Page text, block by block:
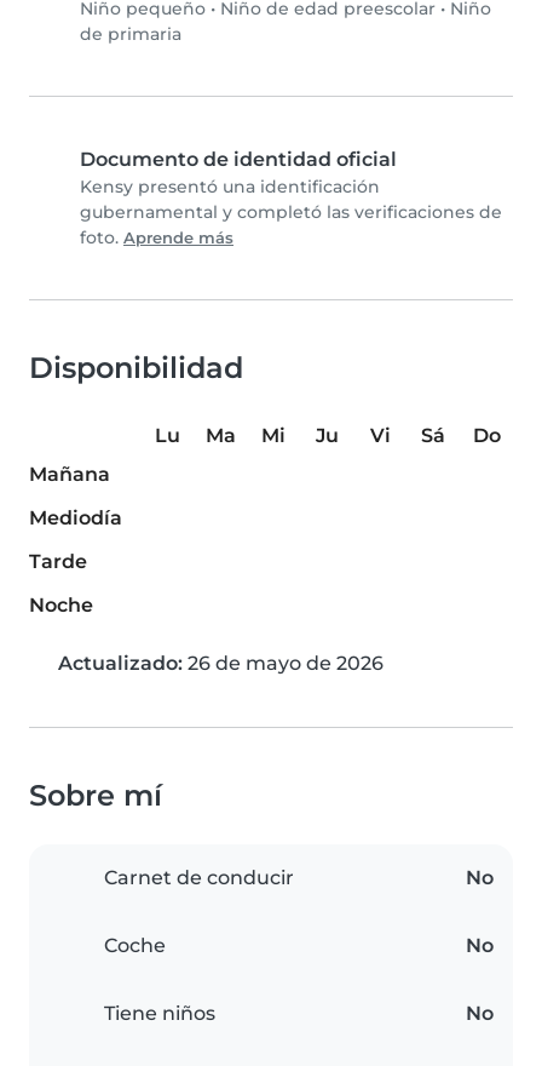
Niño pequeño • Niño de edad preescolar • Niño
de primaria
Documento de identidad oficial
Kensy presentó una identificación
gubernamental y completó las verificaciones de
foto. Aprende más
Disponibilidad
Lu Ma Mi Ju Vi Sá
Do
Mañana
Mediodía
Tarde
Noche
Actualizado: 26 de mayo de 2026
Sobre mí
Carnet de conducir No
Coche No
Tiene niños No